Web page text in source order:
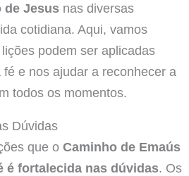
de Jesusnas diversas
cotidiana. Aqui, vamos
podem ser aplicadas
e nos ajudar a reconhecer a
todos os momentos.
Dúvidas
que o Caminho de Emaús
é fortalecida nas dúvidas. Os